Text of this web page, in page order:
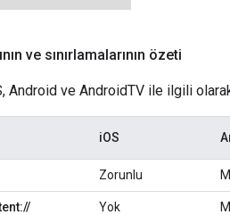
ve sınırlamalarının özeti
Android ve AndroidTV ile ilgili
iOS
Zorunlu
Yok